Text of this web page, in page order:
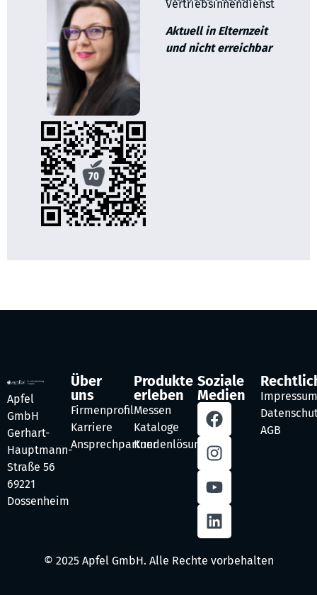
Vertriebsinnendienst
Aktuell in Elternzeit
und nicht erreichbar
Apfel
GmbH
Gerhart-
Hauptmann-
Straße 56
69221
Dossenheim
Über
uns
Firmenprofil
Karriere
Ansprechpartner
Produkte
erleben
Messen
Kataloge
Kundenlösungen
Soziale
Medien
AGB
© 2025 Apfel GmbH. Alle Rechte vorbehalten